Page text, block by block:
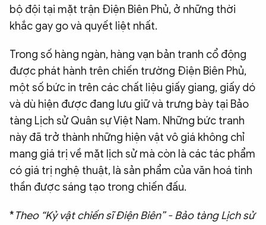
bộ đội tại mặt trận Điện Biên Phủ, ở những thời
khắc gay go và quyết liệt nhất.
Trong số hàng ngàn, hàng vạn bản tranh cổ động
được phát hành trên chiến trường Điện Biên Phủ,
một số bức in trên các chất liệu giấy giang, giấy dó
và dù hiện được đang lưu giữ và trưng bày tại Bảo
tàng Lịch sử Quân sự Việt Nam. Những bức tranh
này đã trở thành những hiện vật vô giá không chỉ
mang giá trị về mặt lịch sử mà còn là các tác phẩm
có giá trị nghệ thuật, là sản phẩm của văn hoá tinh
thần được sáng tạo trong chiến đấu.
*Theo “Kỷ vật chiến sĩ Điện Biên” - Bảo tàng Lịch sử